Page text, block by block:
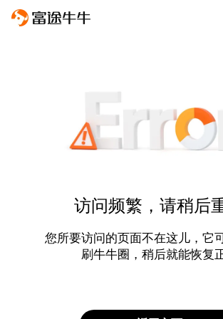
访问频繁，请稍后
您所要访问的页面不在这儿，它
刷牛牛圈，稍后就能恢复